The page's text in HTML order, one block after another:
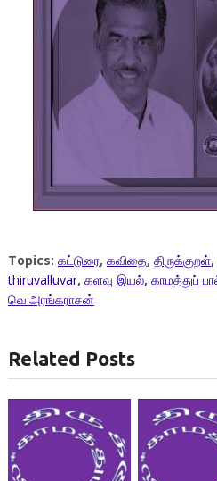
Topics: கட்டுரை, கவிதை, திருக்குறள்,
thiruvalluvar, களவு இயல், காமத்துப்
வெ.அரங்கராசன்
Related Posts